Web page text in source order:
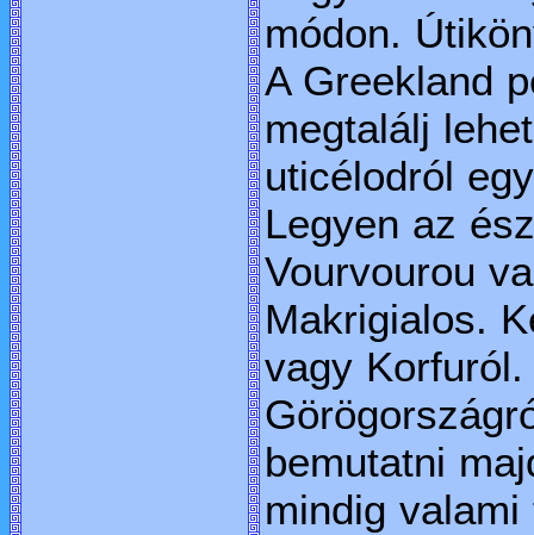
módon.
A Greekland
megtalálj
uticélodról
Legyen az
Vourvourou
Makrigialos.
vagy
bemutatni
mindig